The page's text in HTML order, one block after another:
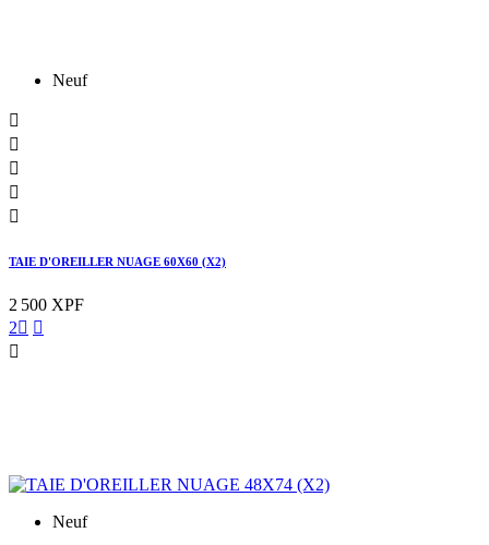
Neuf





TAIE D'OREILLER NUAGE 60X60 (X2)
2 500 XPF
2 

Neuf